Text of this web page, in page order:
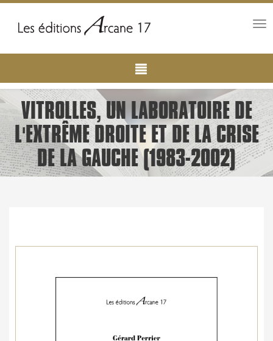
contenu
principal
navigation
VITROLLES, UN LABORATOIRE DE
L'EXTRÊME DROITE ET DE LA CRISE
DE LA GAUCHE (1983-2002)